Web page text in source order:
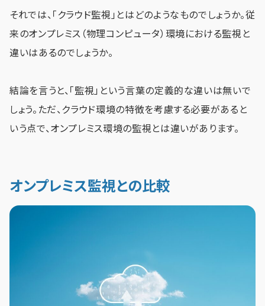
それでは、「クラウド監視」とはどのようなものでしょうか。従
来のオンプレミス（物理コンピュータ）環境における監視と
違いはあるのでしょうか。
結論を言うと、「監視」という言葉の定義的な違いは無いで
しょう。ただ、クラウド環境の特徴を考慮する必要があると
いう点で、オンプレミス環境の監視とは違いがあります。
オンプレミス監視との比較